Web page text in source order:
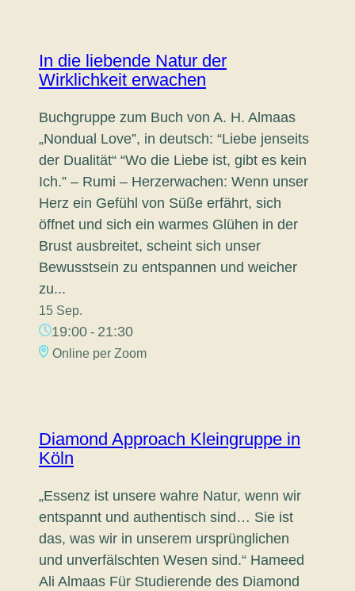
In die liebende Natur der
Wirklichkeit erwachen
Buchgruppe zum Buch von A. H. Almaas
„Nondual Love”, in deutsch: “Liebe jenseits
der Dualität“ “Wo die Liebe ist, gibt es kein
Ich.” – Rumi – Herzerwachen: Wenn unser
Herz ein Gefühl von Süße erfährt, sich
öffnet und sich ein warmes Glühen in der
Brust ausbreitet, scheint sich unser
Bewusstsein zu entspannen und weicher
zu...
15 Sep.
19:00 - 21:30
Online per Zoom
Diamond Approach Kleingruppe in
Köln
„Essenz ist unsere wahre Natur, wenn wir
entspannt und authentisch sind… Sie ist
das, was wir in unserem ursprünglichen
und unverfälschten Wesen sind.“ Hameed
Ali Almaas Für Studierende des Diamond